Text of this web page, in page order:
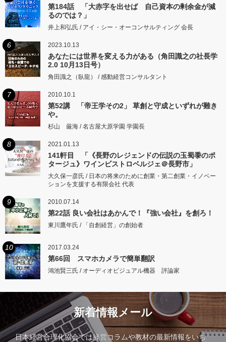
第184話 「大赤字を出せば 自己資本の剰余金が減
るのでは？」
井上和弘氏 / アイ・シー・オーコンサルティング 会長
6 2023.10.13
あなたには世界を変える力がある（角田識之の社長学
2.0 10月13日号）
角田識之（臥龍） / 感動経営コンサルタント
7 2010.10.1
第52講 「帝王学その2」 草創と守成といずれが難き
や。
杉山 厳海 / 名古屋大原学園 学園長
8 2021.01.13
141軒目 「《長野のレジェンドの伝説の玉蜀黍のポ
タージュ》ワインビストロベルジェ＠長野市」
大久保一彦氏 / 日本の将来のために創業・第二創業・イノベー
ションを支援する有限会社 代表
9 2010.07.14
第22話 良い会社はあかんで！『強い会社』を創ろ！
東川鷹年氏 / 「自創経営」の創始者
10 2017.03.24
第66回 スマホカメラで簡単翻訳
鴻池賢三氏 / オーディオビジュアル機器 評論家
新着情報メール
日本経営合理化協会では経営コラムや教材の最新情報をいち